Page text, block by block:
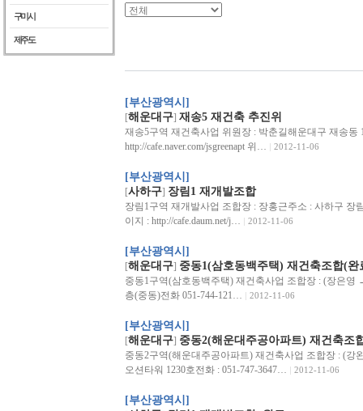
구미시
제주도
[부산광역시]
[해운대구] 재송5 재건축 추진위
재송5구역 재건축사업 위원장 : 박춘길해운대구 재송동
http://cafe.naver.com/jsgreenapt 위…
2012-11-06
[부산광역시]
[사하구] 장림1 재개발조합
장림1구역 재개발사업 조합장 : 장홍근주소 : 사하구 장
이지 : http://cafe.daum.net/j…
2012-11-06
[부산광역시]
[해운대구] 중동1(삼호동백주택) 재건축조합(완
중동1구역(삼호동백주택) 재건축사업 조합장 : (장은
층(중동)전화 051-744-121…
2012-11-06
[부산광역시]
[해운대구] 중동2(해운대주공아파트) 재건축조
중동2구역(해운대주공아파트) 재건축사업 조합장 : (
오션타워 1230호전화 : 051-747-3647…
2012-11-06
[부산광역시]